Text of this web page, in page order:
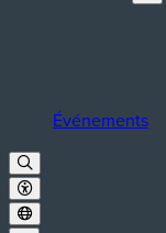
Événements